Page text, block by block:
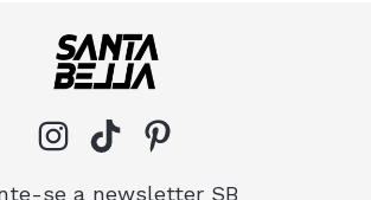
se a newsletter SB